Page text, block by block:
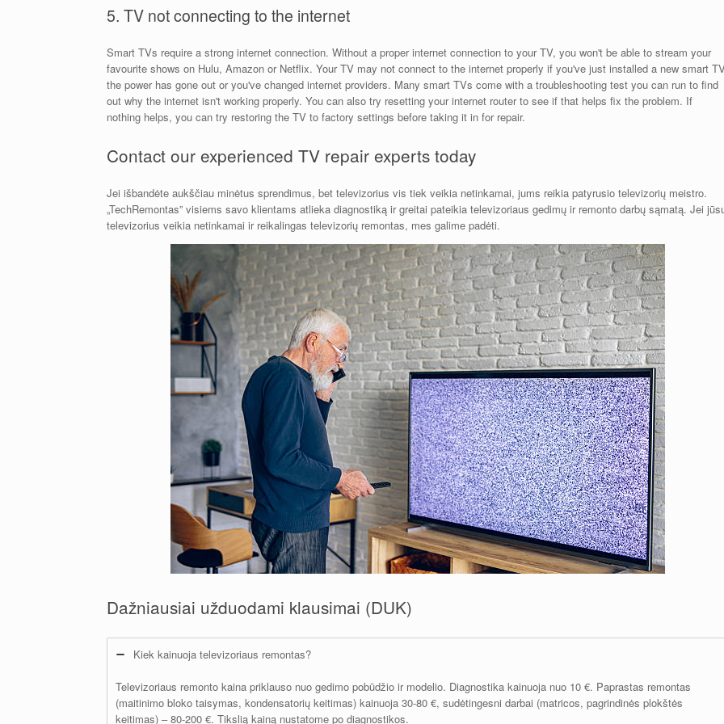
5. TV not connecting to the internet
Smart TVs require a strong internet connection. Without a proper internet connection to your TV, you won't be able to stream your
favourite shows on Hulu, Amazon or Netflix. Your TV may not connect to the internet properly if you've just installed a new smart
the power has gone out or you've changed internet providers. Many smart TVs come with a troubleshooting test you can run to find
out why the internet isn't working properly. You can also try resetting your internet router to see if that helps fix the problem. If
nothing helps, you can try restoring the TV to factory settings before taking it in for repair.
Contact our experienced TV repair experts today
Jei išbandėte aukščiau minėtus sprendimus, bet televizorius vis tiek veikia netinkamai, jums reikia patyrusio televizorių meistro.
„TechRemontas” visiems savo klientams atlieka diagnostiką ir greitai pateikia televizoriaus gedimų ir remonto darbų sąmatą. Jei
televizorius veikia netinkamai ir reikalingas televizorių remontas, mes galime padėti.
Dažniausiai užduodami klausimai (DUK)
Kiek kainuoja televizoriaus remontas?
Televizoriaus remonto kaina priklauso nuo gedimo pobūdžio ir modelio. Diagnostika kainuoja nuo 10 €. Paprastas remontas
(maitinimo bloko taisymas, kondensatorių keitimas) kainuoja 30-80 €, sudėtingesni darbai (matricos, pagrindinės plokštės
keitimas) – 80-200 €. Tikslią kainą nustatome po diagnostikos.